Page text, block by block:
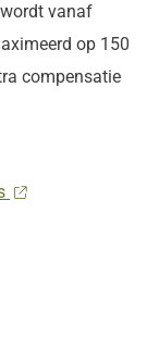
vanaf
op 150
compensatie